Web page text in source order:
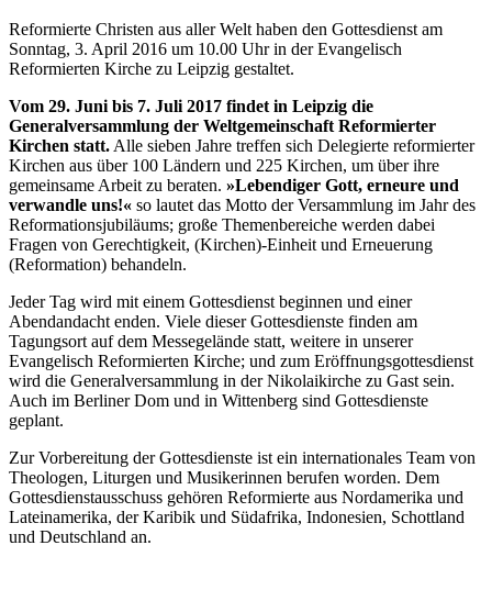
Reformierte Christen aus aller Welt haben den Gottesdienst am
Sonntag, 3. April 2016 um 10.00 Uhr in der Evangelisch
Reformierten Kirche zu Leipzig gestaltet.
Vom 29. Juni bis 7. Juli 2017 findet in Leipzig die
Generalversammlung der Weltgemeinschaft Reformierter
Kirchen statt.Alle sieben Jahre treffen sich Delegierte reformierter
Kirchen aus über 100 Ländern und 225 Kirchen, um über ihre
gemeinsame Arbeit zu beraten. »Lebendiger Gott, erneure und
verwandle uns!« so lautet das Motto der Versammlung im Jahr des
Reformationsjubiläums; große Themenbereiche werden dabei
Fragen von Gerechtigkeit, (Kirchen)-Einheit und Erneuerung
(Reformation) behandeln.
Jeder Tag wird mit einem Gottesdienst beginnen und einer
Abendandacht enden. Viele dieser Gottesdienste finden am
Tagungsort auf dem Messegelände statt, weitere in unserer
Evangelisch Reformierten Kirche; und zum Eröffnungsgottesdienst
wird die Generalversammlung in der Nikolaikirche zu Gast sein.
Auch im Berliner Dom und in Wittenberg sind Gottesdienste
geplant.
Zur Vorbereitung der Gottesdienste ist ein internationales Team von
Theologen, Liturgen und Musikerinnen berufen worden. Dem
Gottesdienstausschuss gehören Reformierte aus Nordamerika und
Lateinamerika, der Karibik und Südafrika, Indonesien, Schottland
und Deutschland an.